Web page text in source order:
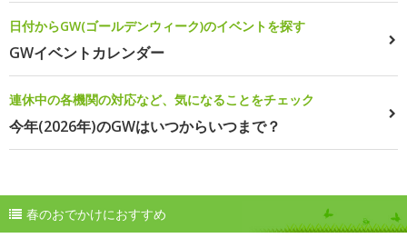
日付からGW(ゴールデンウィーク)のイベントを探す
GWイベントカレンダー
連休中の各機関の対応など、気になることをチェック
今年(2026年)のGWはいつからいつまで？
春のおでかけにおすすめ